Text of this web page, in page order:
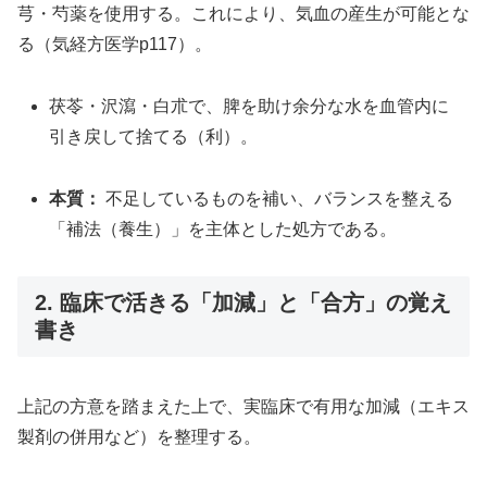
芎・芍薬を使用する。これにより、気血の産生が可能とな
る（気経方医学p117）。
茯苓・沢瀉・白朮で、脾を助け余分な水を血管内に
引き戻して捨てる（利）。
本質： 不足しているものを補い、バランスを整える
「補法（養生）」を主体とした処方である。
2. 臨床で活きる「加減」と「合方」の覚え
書き
上記の方意を踏まえた上で、実臨床で有用な加減（エキス
製剤の併用など）を整理する。